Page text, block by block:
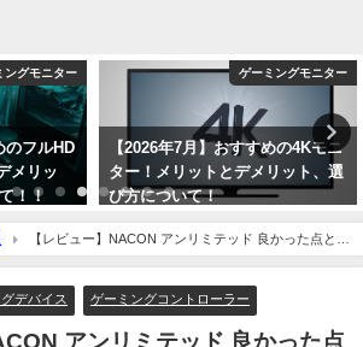
ーミングモニター
めの4Kモニ
リット、選
ゲーミングモニタ
【2026年8月】おすすめのデュア
ルモード対応4K/フルHDモニタ
ー！二つの解像度で用途に合わ
て使い分けられる！
【レビュー】NACON アンリミテッド 良かった点と悪
ンアンリミテッドプロコントローラー】
デバイス ゲーミングコントローラー
アンリミテッド 良かった点